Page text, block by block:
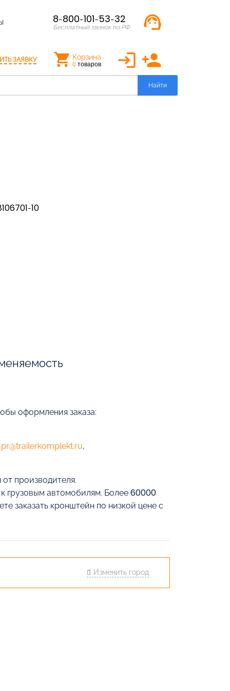
8-800-101-53-32
Бесплатный звонок по РФ support_agent
ЗАЯВКУ Корзина
0 товаров login person_add
Найти
10
оформления заказа:
pr@trailerkomplekt.ru,
производителя.
грузовым автомобилям. Более 60000
заказать кронштейн по низкой цене с
Изменить город